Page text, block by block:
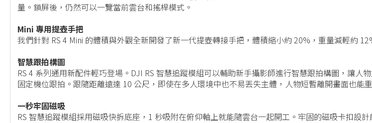
量。鎖屏後，仍然可以一覽當前雲台和搖桿模式。
Mini 專用提壺手把
我們針對 RS 4 Mini 的體積與外觀全新開發了新一代提壺轉接手把，體積縮小約 20%，重量減輕約
智慧跟拍構圖
RS 4 系列通用新配件輕巧登場。DJI RS 智慧追蹤模組可以輔助新手攝影師進行智慧跟拍構圖，讓
固定機位跟拍。跟隨距離遠達 10 公尺，即使在多人環境中也不易丟失主體，人物短暫離開畫面也能
一秒牢固磁吸
RS 智慧追蹤模組採用磁吸快拆底座，1 秒吸附在俯仰軸上就能隨雲台一起開工。牢固的磁吸卡扣設